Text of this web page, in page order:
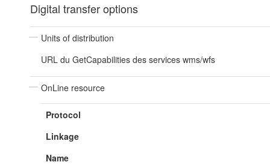
Digital transfer options
Units of distribution
URL du GetCapabilities des services wms/wfs
OnLine resource
Protocol
Linkage
Name